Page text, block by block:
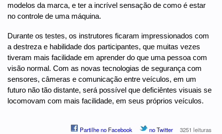
modelos da marca, e ter a incrível sensação de como é estar
no controle de uma máquina.
Durante os testes, os instrutores ficaram impressionados com
a destreza e habilidade dos participantes, que muitas vezes
tiveram mais facilidade em aprender do que uma pessoa com
visão normal. Com as novas tecnologias de segurança com
sensores, câmeras e comunicação entre veículos, em um
futuro não tão distante, será possível que deficiêntes visuais se
locomovam com mais facilidade, em seus próprios veículos.
Partilhe no Facebook no Twitter 3251 leituras